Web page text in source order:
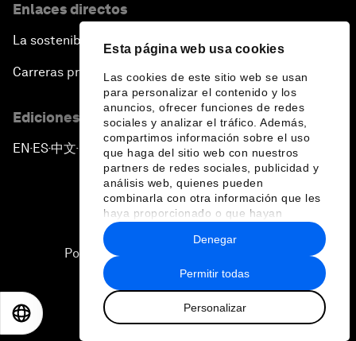
Esta página web usa cookies
Las cookies de este sitio web se usan
para personalizar el contenido y los
anuncios, ofrecer funciones de redes
sociales y analizar el tráfico. Además,
compartimos información sobre el uso
que haga del sitio web con nuestros
partners de redes sociales, publicidad y
análisis web, quienes pueden
combinarla con otra información que les
haya proporcionado o que hayan
recopilado a partir del uso que haya
hecho de sus servicios.
Permitir todas
Personalizar
Denegar
Enlaces directos
La sostenibilidad en el Foro
Carreras profesionales
Ediciones en otros idiomas
EN ▪ES▪中文▪ 日本語
Política de privacidad y normas de uso
Sitemap
2026 Foro Económico Mundial